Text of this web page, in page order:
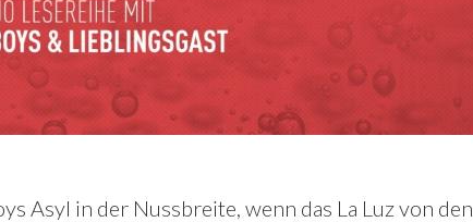
Asyl in der Nussbreite, wenn das La Luz von den